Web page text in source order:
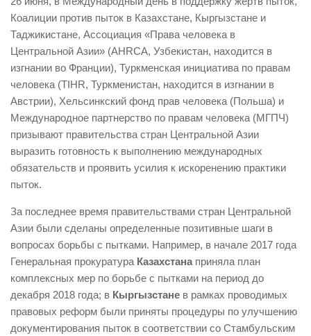
Коалиции против пыток в Казахстане, Кыргызстане и
Таджикистане, Ассоциация «Права человека в
Центральной Азии» (AHRCA, Узбекистан, находится в
изгнании во Франции), Туркменская инициатива по правам
человека (TIHR, Туркменистан, находится в изгнании в
Австрии), Хельсинкский фонд прав человека (Польша) и
Международное партнерство по правам человека (МГПЧ)
призывают правительства стран Центральной Азии
выразить готовность к выполнению международных
обязательств и проявить усилия к искоренению практики
пыток.
За последнее время правительствами стран Центральной
Азии были сделаны определенные позитивные шаги в
вопросах борьбы с пытками. Например, в начале 2017 года
Генеральная прокуратура Казахстана приняла план
комплексных мер по борьбе с пытками на период до
декабря 2018 года; в Кыргызстане в рамках проводимых
правовых реформ были приняты процедуры по улучшению
документирования пыток в соответствии со Стамбульским